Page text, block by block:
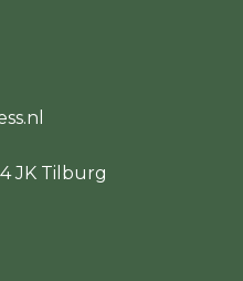
JK Tilburg